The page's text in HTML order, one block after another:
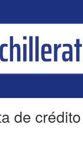
de crédito